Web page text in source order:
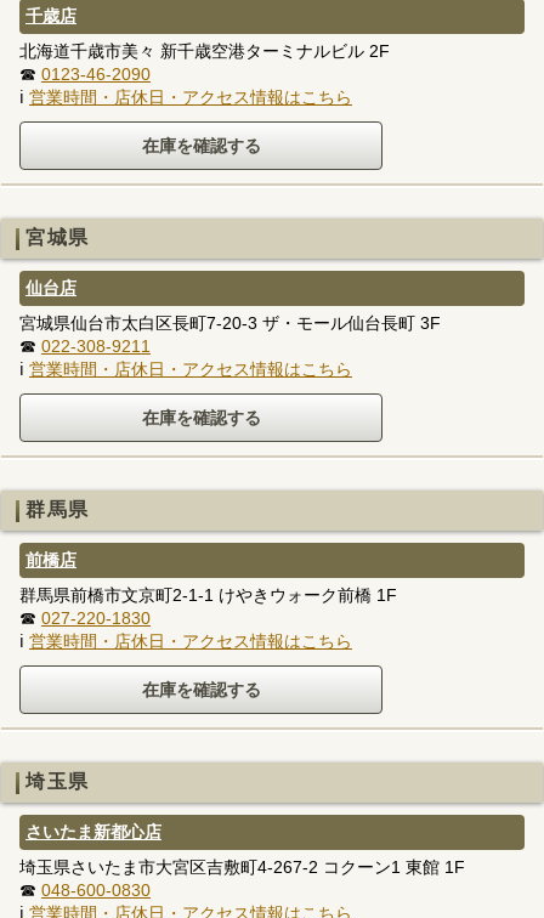
千歳店
北海道千歳市美々 新千歳空港ターミナルビル 2F
☎ 0123-46-2090
ℹ 営業時間・店休日・アクセス情報はこちら
宮城県
仙台店
宮城県仙台市太白区長町7-20-3 ザ・モール仙台長町 3F
☎ 022-308-9211
ℹ 営業時間・店休日・アクセス情報はこちら
群馬県
前橋店
群馬県前橋市文京町2-1-1 けやきウォーク前橋 1F
☎ 027-220-1830
ℹ 営業時間・店休日・アクセス情報はこちら
埼玉県
さいたま新都心店
埼玉県さいたま市大宮区吉敷町4-267-2 コクーン1 東館 1F
☎ 048-600-0830
ℹ 営業時間・店休日・アクセス情報はこちら